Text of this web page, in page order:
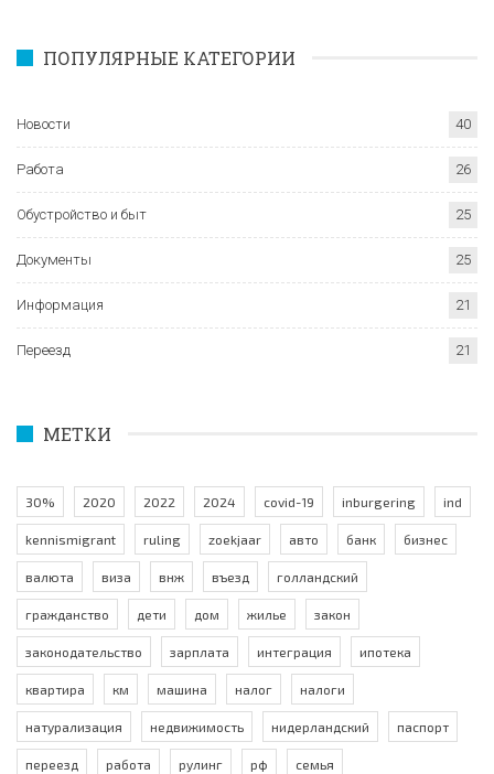
ПОПУЛЯРНЫЕ КАТЕГОРИИ
Новости 40
Работа 26
Обустройство и быт 25
Документы 25
Информация 21
Переезд 21
МЕТКИ
30% 2020 2022 2024 covid-19 inburgering ind
kennismigrant ruling zoekjaar авто банк бизнес
валюта виза внж въезд голландский
гражданство дети дом жилье закон
законодательство зарплата интеграция ипотека
квартира км машина налог налоги
натурализация недвижимость нидерландский паспорт
переезд работа рулинг рф семья